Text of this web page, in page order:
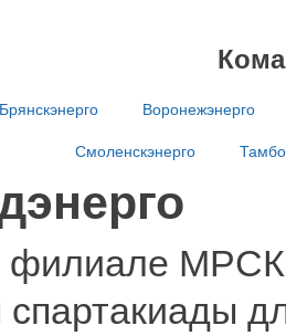
Брянскэнерго Воронежэнерго
Смоленскэнерго
филиале МРСК
спартакиады